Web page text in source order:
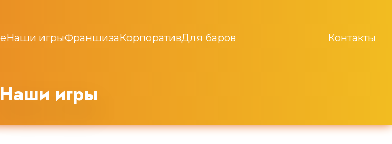
Наши игрыФраншизаКорпоративДля баров Контакты
Наши игры